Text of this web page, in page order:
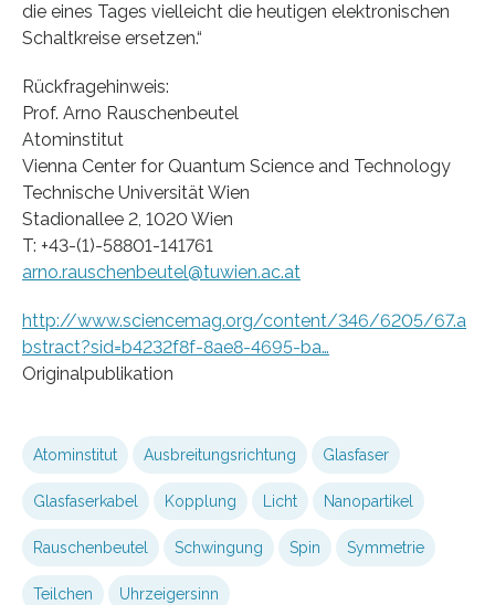
die eines Tages vielleicht die heutigen elektronischen
Schaltkreise ersetzen.“
Rückfragehinweis:
Prof. Arno Rauschenbeutel
Atominstitut
Vienna Center for Quantum Science and Technology
Technische Universität Wien
Stadionallee 2, 1020 Wien
T: +43-(1)-58801-141761
arno.rauschenbeutel@tuwien.ac.at
http://www.sciencemag.org/content/346/6205/67.a
bstract?sid=b4232f8f-8ae8-4695-ba…
Originalpublikation
Atominstitut Ausbreitungsrichtung Glasfaser
Glasfaserkabel Kopplung Licht Nanopartikel
Rauschenbeutel Schwingung Spin Symmetrie
Teilchen Uhrzeigersinn